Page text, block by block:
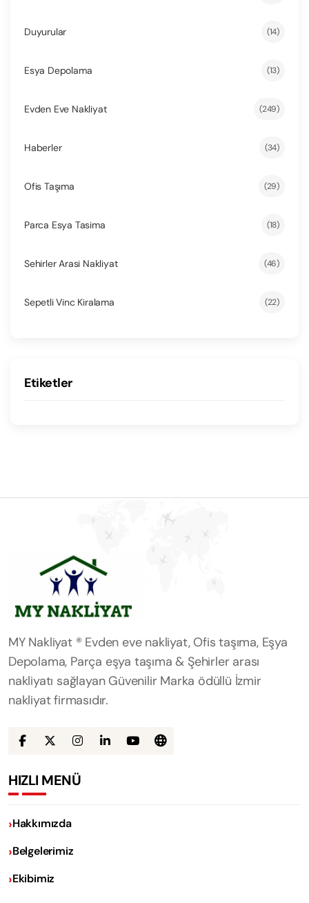
Duyurular (14)
Esya Depolama (13)
Evden Eve Nakliyat (249)
Haberler (34)
Ofis Taşıma (29)
Parca Esya Tasima (18)
Sehirler Arasi Nakliyat (46)
Sepetli Vinc Kiralama (22)
Etiketler
MY Nakliyat ® Evden eve nakliyat, Ofis taşıma, Eşya
Depolama, Parça eşya taşıma & Şehirler arası
nakliyatı sağlayan Güvenilir Marka ödüllü İzmir
nakliyat firmasıdır.
HIZLI MENÜ
Hakkımızda
Belgelerimiz
Ekibimiz